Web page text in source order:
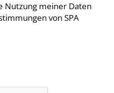
Nutzung meiner Daten
von SPA